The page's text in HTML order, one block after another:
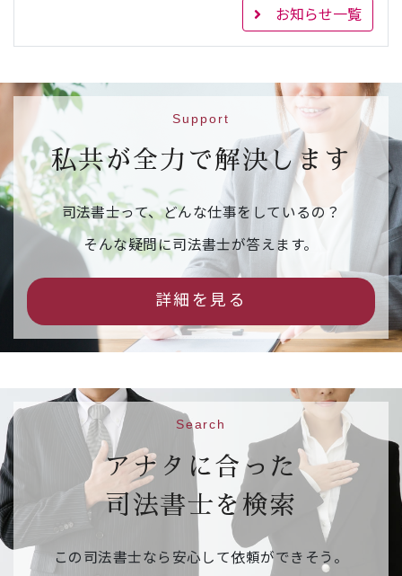
【日 時】令和８年３月２２日（日）１４時～
鉄烏丸線 丸太町駅５番出口）
【対 象】小学校４年生、５年生及び６年生と
その保護者（２５組）
【申込先】
参加申込フォームはこちら
【申込締切】令和８年３月１１日（水）
2026年02月16日 イベント情報
市民公開セミナー「相続の『困った』を解
決！司法書士が教える後悔しないための相続
【日 時】令和８年３月１４日（土）１３：３
【場 所】京都烏丸コンベンションホール 大ホ
ール
【申込先】
参加申込フォームはこちら
【申込締切】令和８年３月１０日（火）
2026年02月09日 ご案内
相続・遺言推進月間 右京区役所京北出張所の
お知らせ一覧
Support
私共が全力で解決します
司法書士って、どんな仕事をしているの？
そんな疑問に司法書士が答えます。
詳細を見る
Search
アナタに合った
司法書士を検索
この司法書士なら安心して依頼ができそう。